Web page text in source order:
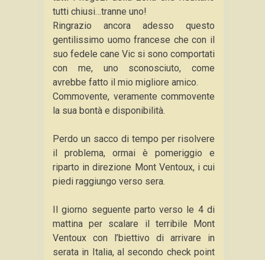
tutti chiusi…tranne uno!
Ringrazio ancora adesso questo
gentilissimo uomo francese che con il
suo fedele cane Vic si sono comportati
con me, uno sconosciuto, come
avrebbe fatto il mio migliore amico.
Commovente, veramente commovente
la sua bontà e disponibilità.
Perdo un sacco di tempo per risolvere
il problema, ormai è pomeriggio e
riparto in direzione Mont Ventoux, i cui
piedi raggiungo verso sera.
Il giorno seguente parto verso le 4 di
mattina per scalare il terribile Mont
Ventoux con l’biettivo di arrivare in
serata in Italia, al secondo check point